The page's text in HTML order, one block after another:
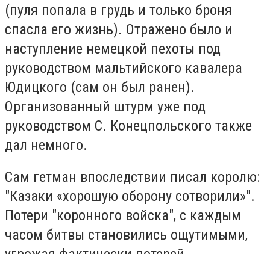
(пуля попала в грудь и только броня
спасла его жизнь). Отражено было и
наступление немецкой пехоты под
руководством мальтийского кавалера
Юдицкого (сам он был ранен).
Организованный штурм уже под
руководством С. Конецпольского также
дал немного.
Сам гетман впоследствии писал королю:
"Казаки «хорошую оборону сотворили»".
Потери "коронного войска", с каждым
часом битвы становились ощутимыми,